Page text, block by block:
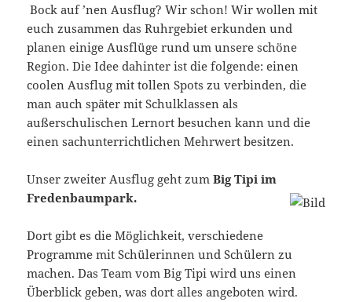
Bock auf ’nen Ausflug? Wir schon! Wir wollen mit
euch zusammen das Ruhrgebiet erkunden und
planen einige Ausflüge rund um unsere schöne
Region. Die Idee dahinter ist die folgende: einen
coolen Ausflug mit tollen Spots zu verbinden, die
man auch später mit Schulklassen als
außerschulischen Lernort besuchen kann und die
einen sachunterrichtlichen Mehrwert besitzen.
Unser zweiter Ausflug geht zumBig Tipi im
Fredenbaumpark.
Dort gibt es die Möglichkeit, verschiedene
Programme mit Schülerinnen und Schülern zu
machen. Das Team vom Big Tipi wird uns einen
Überblick geben, was dort alles angeboten wird.